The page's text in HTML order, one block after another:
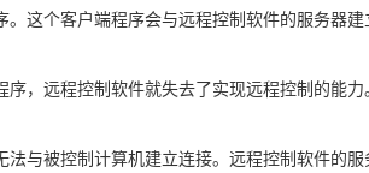
这个客户端程序会与远程控制软件的服务器
，远程控制软件就失去了实现远程控制的能
与被控制计算机建立连接。远程控制软件的